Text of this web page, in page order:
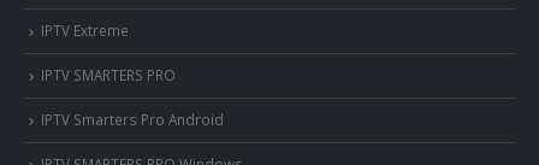
IPTV Extreme
IPTV SMARTERS PRO
IPTV Smarters Pro Android